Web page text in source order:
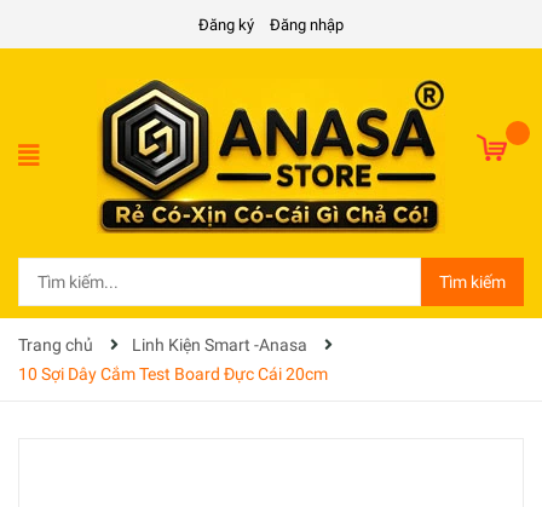
Đăng ký Đăng nhập
Tìm kiếm
Trang chủ
Linh Kiện Smart -Anasa
10 Sợi Dây Cắm Test Board Đực Cái 20cm